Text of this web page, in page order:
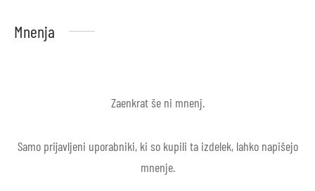
Mnenja
Zaenkrat še ni mnenj.
Samo prijavljeni uporabniki, ki so kupili ta izdelek, lahko napišejo
mnenje.